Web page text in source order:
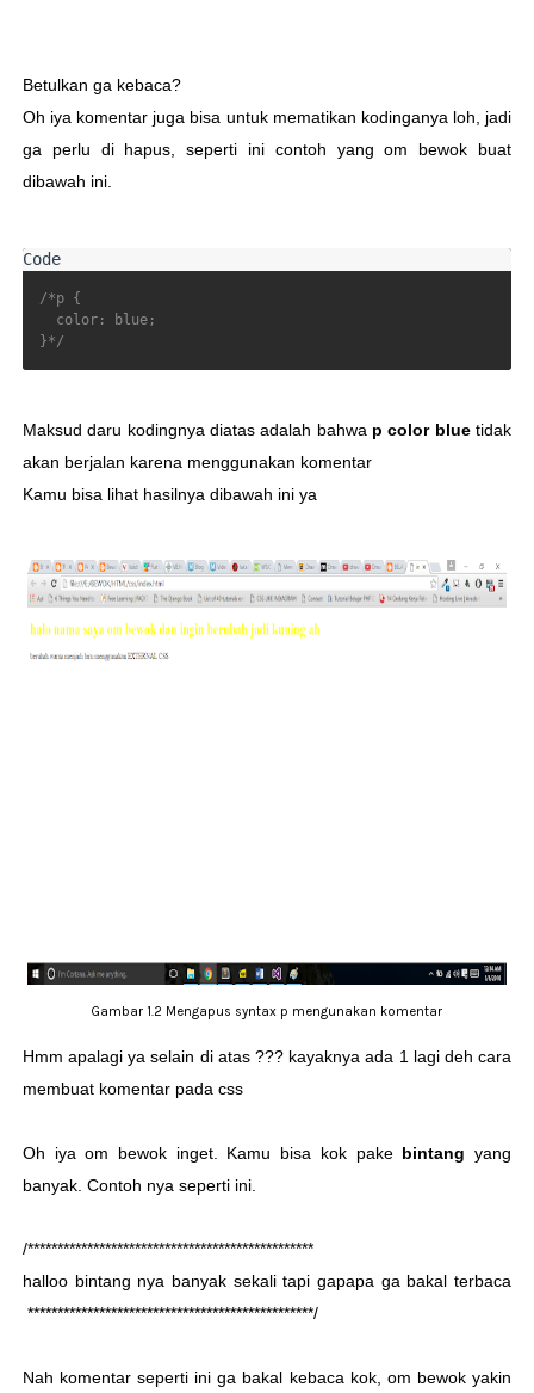
Betulkan ga kebaca?
Oh iya komentar juga bisa untuk mematikan kodinganya loh, jadi
ga perlu di hapus, seperti ini contoh yang om bewok buat
dibawah ini.
/*p {
  color: blue;
}*/
Maksud daru kodingnya diatas adalah bahwa p color bluetidak
akan berjalan karena menggunakan komentar
Kamu bisa lihat hasilnya dibawah ini ya
Gambar 1.2 Mengapus syntax p mengunakan komentar
Hmm apalagi ya selain di atas ??? kayaknya ada 1 lagi deh cara
membuat komentar pada css
Oh iya om bewok inget. Kamu bisa kok pake bintang yang
banyak. Contoh nya seperti ini.
/************************************************
halloo bintang nya banyak sekali tapi gapapa ga bakal terbaca
************************************************/
Nah komentar seperti ini ga bakal kebaca kok, om bewok yakin